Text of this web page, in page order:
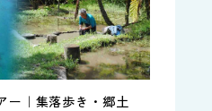
ー｜集落歩き・郷土